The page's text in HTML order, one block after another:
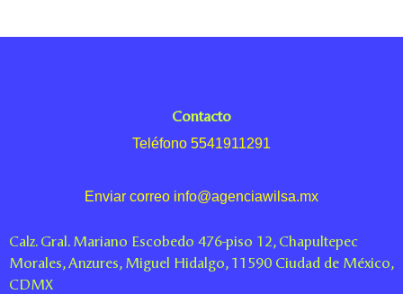
Contacto
Teléfono 5541911291
Enviar correo info@agenciawilsa.mx
Calz. Gral. Mariano Escobedo 476-piso 12, Chapultepec
Morales, Anzures, Miguel Hidalgo, 11590 Ciudad de México,
CDMX